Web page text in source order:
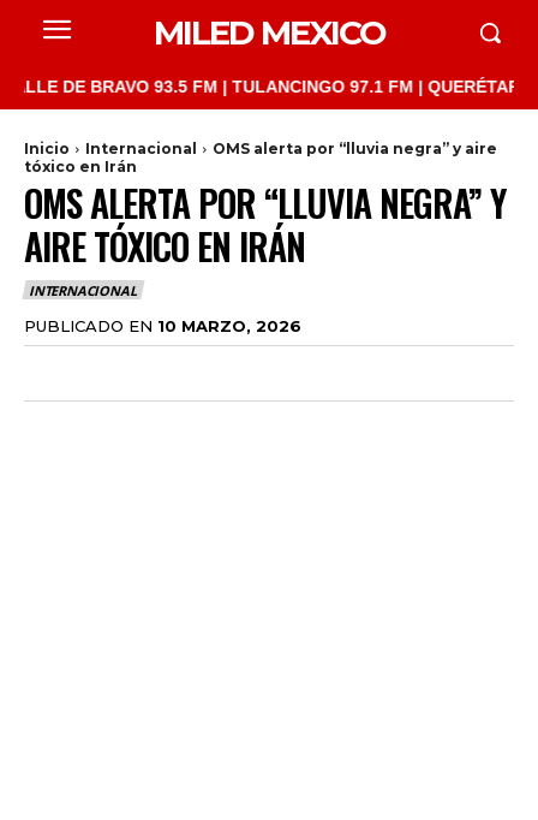
MILED MEXICO
BRAVO 93.5 FM | TULANCINGO 97.1 FM | QUERÉTARO
Inicio Internacional
OMS alerta por “lluvia negra” y aire
tóxico en Irán
OMS ALERTA POR “LLUVIA NEGRA” Y
AIRE TÓXICO EN IRÁN
INTERNACIONAL
PUBLICADO EN 10 MARZO, 2026